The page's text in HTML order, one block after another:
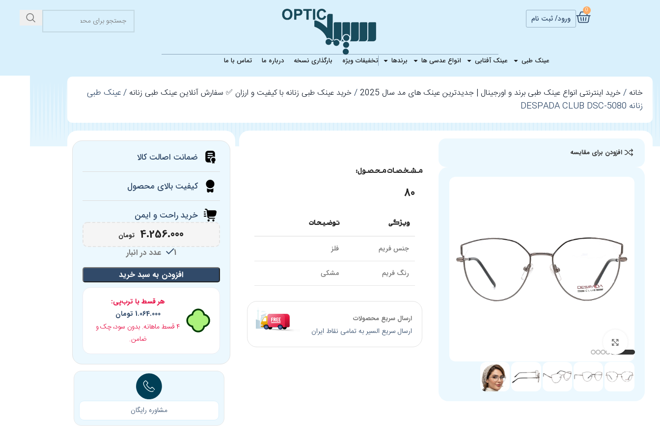
ورود/ ثبت نام
0
عینک طبی عینک آفتابی انواع عدسی ها برندها تخفیفات ویژه بارگذاری نسخه درباره ما تماس با ما عینک طبی زنانه DESPADA CLUB DSC-5080
خانه خرید اینترنتی انواع عینک طبی برند و اورجینال | جدیدترین عینک های مد سال 2025 خرید عینک طبی زنانه با کیفیت و ارزان ✅ سفارش آنلاین عینک طبی زنانه
عینک طبی
زنانه DESPADA CLUB DSC-5080
افزودن برای مقایسه
مشخصات محصول:
80
ویژگی توضیحات
جنس فریم فلز
رنگ فریم مشکی
سایز پل بینی
سایز دسته 135 میلیمتر
ارسال سریع محصولات
ارسال سریع السیر به تمامی نقاط ایران
ضمانت اصالت کالا
کیفیت بالای محصول
خرید راحت و ایمن
4.256.000 تومان
1 عدد در انبار
افزودن به سبد خرید
هر قسط با ترب‌پی:
1.064.000 تومان
۴ قسط ماهانه. بدون سود، چک و
ضامن.
مشاوره رایگان